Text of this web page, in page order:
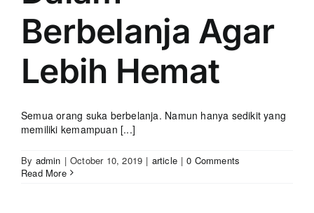
Berbelanja Agar
Lebih Hemat
Semua orang suka berbelanja. Namun hanya sedikit yang
memiliki kemampuan [...]
By admin | October 10, 2019 | article | 0 Comments
Read More